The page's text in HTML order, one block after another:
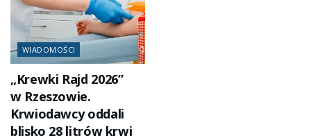
WIADOMOŚCI
„Krewki Rajd 2026”
w Rzeszowie.
Krwiodawcy oddali
blisko 28 litrów krwi